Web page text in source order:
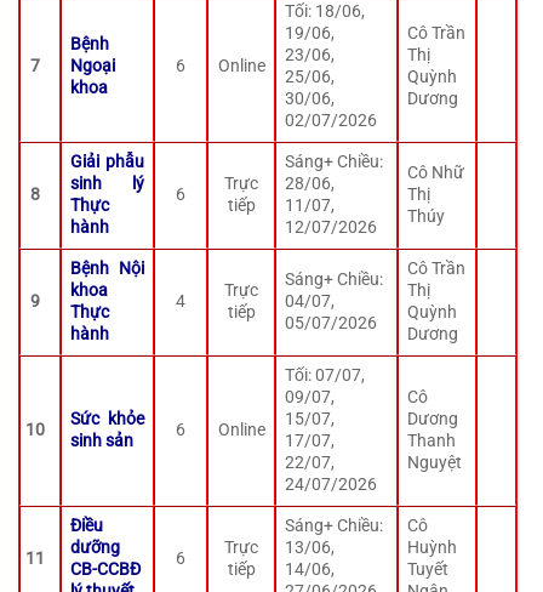
7
Bệnh
Ngoại
khoa
6 Online
Tối: 18/06,
19/06,
23/06,
25/06,
30/06,
02/07/2026
Cô Trần
Thị
Quỳnh
Dương
8
Giải phẫu
sinh lý
Thực
hành
6
Trực
tiếp
Sáng+ Chiều:
28/06,
11/07,
12/07/2026
Cô Nhữ
Thị
Thúy
9
Bệnh Nội
khoa
Thực
hành
4
Trực
tiếp
Sáng+ Chiều:
04/07,
05/07/2026
Cô Trần
Thị
Quỳnh
Dương
10
Sức khỏe
sinh sản
6 Online
Tối: 07/07,
09/07,
15/07,
17/07,
22/07,
24/07/2026
Cô
Dương
Thanh
Nguyệt
11
Điều
dưỡng
CB-CCBĐ
6
Trực
tiếp
Sáng+ Chiều:
13/06,
14/06,
Cô
Huỳnh
Tuyết